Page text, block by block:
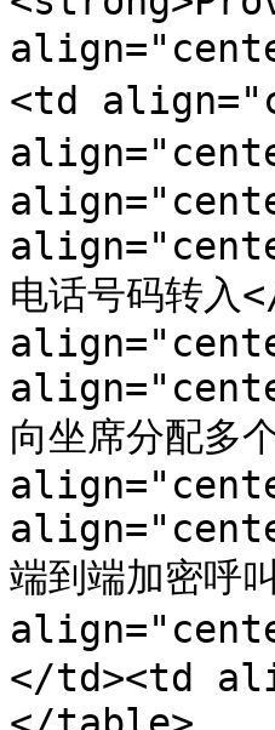
<td
电话号码转
向坐席分配
端到端加密
</td><td